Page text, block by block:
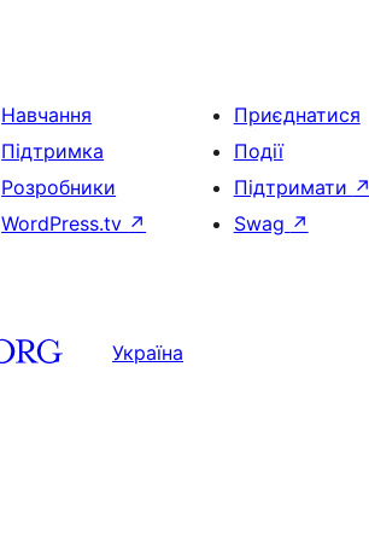
Навчання
Підтримка
Розробники
WordPress.tv ↗
Приєднатися
Події
Підтримати ↗
Swag ↗
Україна